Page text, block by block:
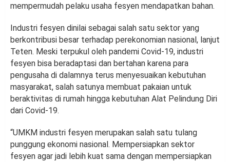
mempermudah pelaku usaha fesyen mendapatkan bahan.
Industri fesyen dinilai sebagai salah satu sektor yang
berkontribusi besar terhadap perekonomian nasional, lanjut
Teten. Meski terpukul oleh pandemi Covid-19, industri
fesyen bisa beradaptasi dan bertahan karena para
pengusaha di dalamnya terus menyesuaikan kebutuhan
masyarakat, salah satunya membuat pakaian untuk
beraktivitas di rumah hingga kebutuhan Alat Pelindung Diri
dari Covid-19.
“UMKM industri fesyen merupakan salah satu tulang
punggung ekonomi nasional. Mempersiapkan sektor
fesyen agar jadi lebih kuat sama dengan mempersiapkan